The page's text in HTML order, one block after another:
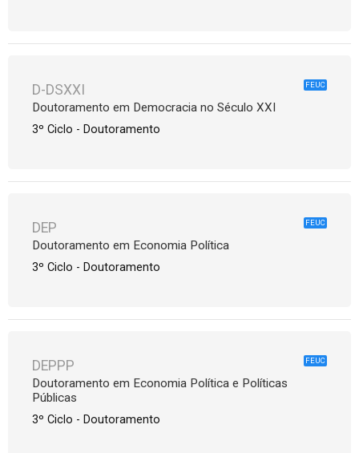
FEUC
D-DSXXI
Doutoramento em Democracia no Século XXI
3º Ciclo - Doutoramento
FEUC
DEP
Doutoramento em Economia Política
3º Ciclo - Doutoramento
FEUC
DEPPP
Doutoramento em Economia Política e Políticas
Públicas
3º Ciclo - Doutoramento